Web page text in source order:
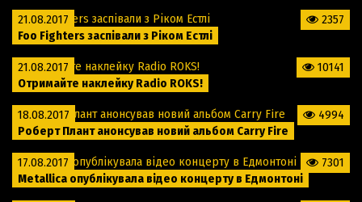
21.08.2017
2357
Foo Fighters заспівали з Ріком Естлі
21.08.2017
10141
Отримайте наклейку Radio ROKS!
18.08.2017
4994
Роберт Плант анонсував новий альбом Carry Fire
17.08.2017
7301
Metallica опублікувала відео концерту в Едмонтоні